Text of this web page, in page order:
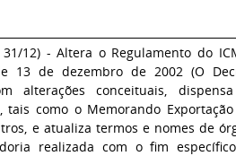
12) - Altera o Regulamento do
13 de dezembro de 2002(O
alterações conceituais,
tais como o Memorando
e atualiza termos e nomes de
realizada com o fim